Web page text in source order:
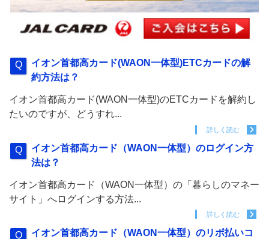
イオン首都高カード(WAON一体型)ETCカードの解
約方法は？
イオン首都高カード(WAON一体型)のETCカードを解約し
たいのですが、どうすれ...
詳しく読む
イオン首都高カード（WAON一体型）のログイン方
法は？
イオン首都高カード（WAON一体型）の「暮らしのマネー
サイト」へログインする方法...
詳しく読む
イオン首都高カード（WAON一体型）のリボ払いコ